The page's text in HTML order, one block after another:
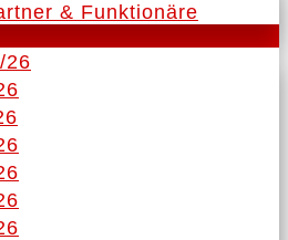
& Funktionäre
26